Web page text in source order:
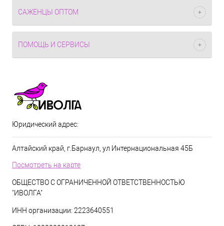
САЖЕНЦЫ ОПТОМ
ПОМОЩЬ И СЕРВИСЫ
Юридический адрес:
Алтайский край, г.Барнаул, ул Интернациональная 45Б
Посмотреть на карте
ОБЩЕСТВО С ОГРАНИЧЕННОЙ ОТВЕТСТВЕННОСТЬЮ
"ИВОЛГА"
ИНН организации: 2223640551